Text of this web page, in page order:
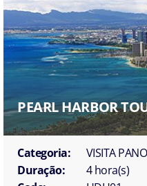
PEARL HARBOR
Categoria:
VISITA
Duração:
4 hora(s)